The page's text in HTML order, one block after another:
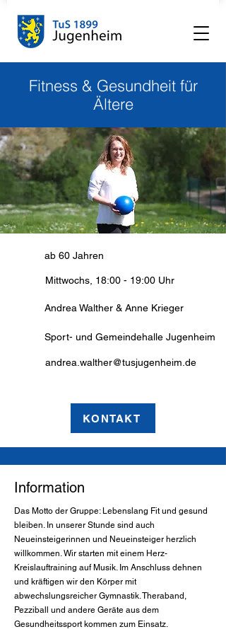
Fitness & Gesundheit für
Ältere
ab 60 Jahren
Mittwochs, 18:00 - 19:00 Uhr
Andrea Walther & Anne Krieger
Sport- und Gemeindehalle Jugenheim
andrea.walther@tusjugenheim.de
KONTAKT
Information
Das Motto der Gruppe: Lebenslang Fit und gesund
bleiben. In unserer Stunde sind auch
Neueinsteigerinnen und Neueinsteiger herzlich
willkommen. Wir starten mit einem Herz-
Kreislauftraining auf Musik. Im Anschluss dehnen
und kräftigen wir den Körper mit
abwechslungsreicher Gymnastik. Theraband,
Pezziball und andere Geräte aus dem
Gesundheitssport kommen zum Einsatz.